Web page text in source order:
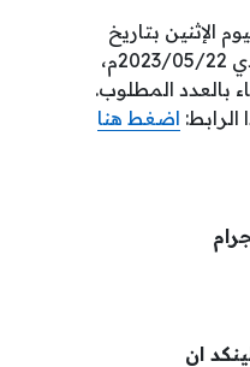
الإثنين بتاريخ
1444/11/02هـ الموافق بالميلادي 2023/05/22م،
بالعدد المطلوب.
اضغط هنا
ان